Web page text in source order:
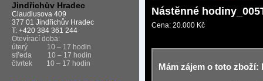
Jindřichův Hradec
Claudiusova 409
377 01 Jindřichův Hradec
T: +420 384 361 244
Otevírací doba:
úterý 10 – 17 hodin
středa 10 – 17 hodin
čtvrtek 10 – 17 hodin
Nástěnné
Cena: 20.000 Kč
Mám zájem o toto zboží: